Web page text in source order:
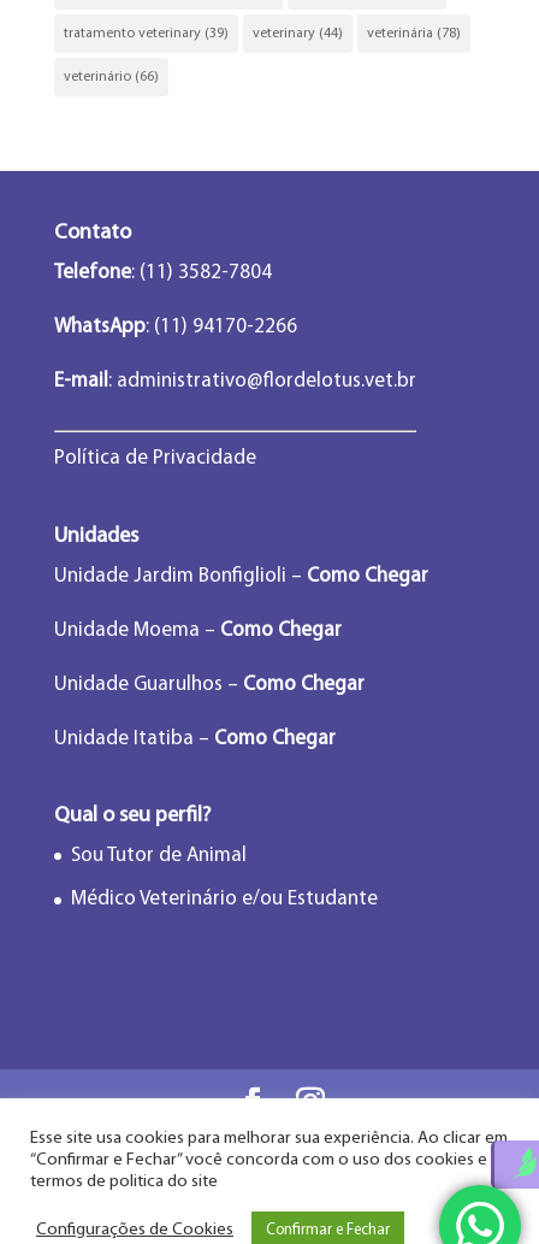
tratamento veterinary(39) veterinary(44) veterinária (78)
veterinário(66)
Contato
Telefone: (11) 3582-7804
WhatsApp: (11) 94170-2266
E-mail:administrativo@flordelotus.vet.br
Política de Privacidade
Unidades
Unidade Jardim Bonfiglioli – Como Chegar
Unidade Moema – Como Chegar
Unidade Guarulhos – Como Chegar
Unidade Itatiba – Como Chegar
Qual o seu perfil?
Sou Tutor de Animal
Médico Veterinário e/ou Estudante
Flor de Lótus Acupuntura Veterinária® - Desde
Esse site usa cookies para melhorar sua experiência. Ao clicar em
“Confirmar e Fechar” você concorda com o uso dos cookies e
termos de politica do site
Configurações de Cookies Confirmar e Fechar